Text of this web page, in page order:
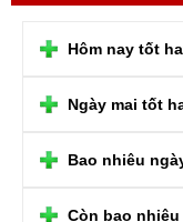
Hôm nay tốt
Ngày mai tốt
Bao nhiêu
Còn bao